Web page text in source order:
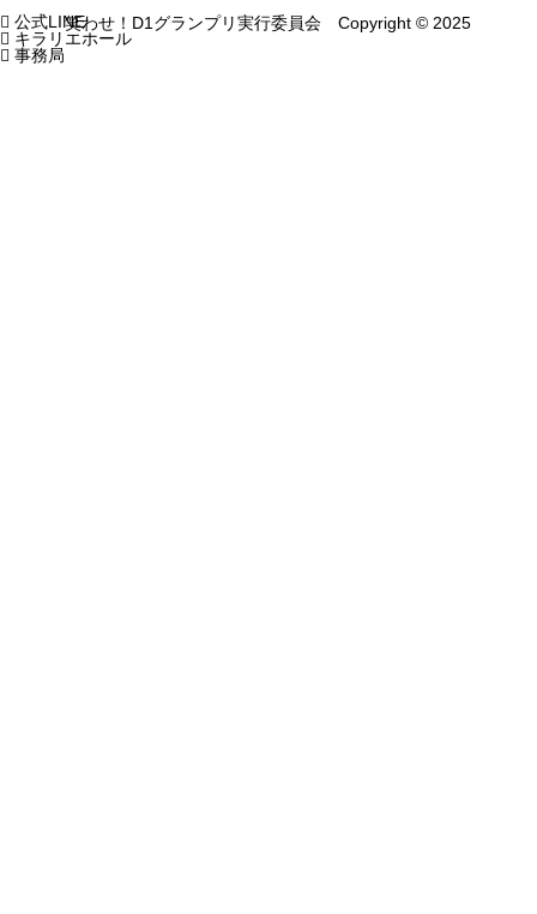
笑わせ！D1グランプリ実行委員会 Copyright © 2025
 公式LINE
 キラリエホール
 事務局